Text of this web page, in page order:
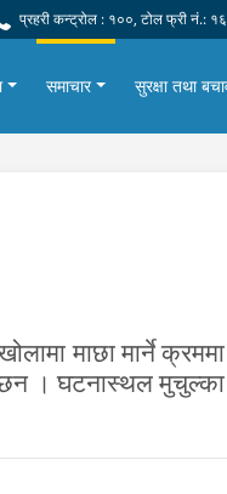
प्रहरी कन्ट्रोल : १००, टोल फ्री नं.:
समाचार सुरक्षा तथा
माछा मार्ने
। घटनास्थल